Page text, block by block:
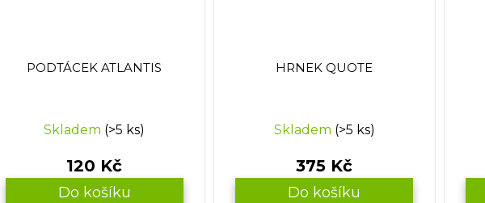
PODTÁCEK ATLANTIS
Skladem (>5 ks)
120 Kč
Do košíku
HRNEK QUOTE
Skladem (>5 ks)
375 Kč
Do košíku